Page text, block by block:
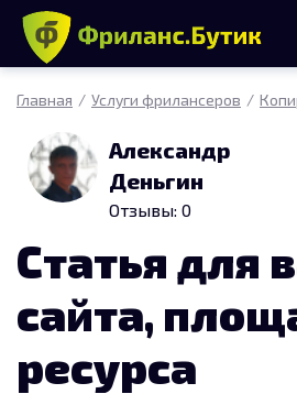
Главная Услуги фрилансеров
Александр
Деньгин
Отзывы: 0
Статья для
сайта,
ресурса